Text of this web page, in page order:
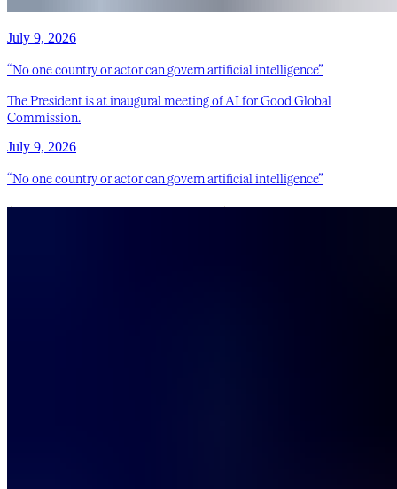
July 9, 2026
“No one country or actor can govern artificial intelligence”
The President is at inaugural meeting of AI for Good Global
Commission.
July 9, 2026
“No one country or actor can govern artificial intelligence”